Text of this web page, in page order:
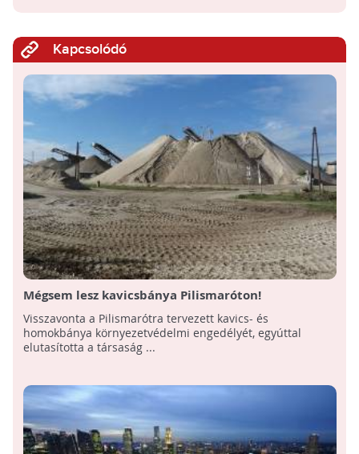
Kapcsolódó
Mégsem lesz kavicsbánya Pilismaróton!
Visszavonta a Pilismarótra tervezett kavics- és
homokbánya környezetvédelmi engedélyét, egyúttal
elutasította a társaság ...